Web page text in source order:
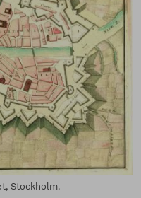
Stockholm.